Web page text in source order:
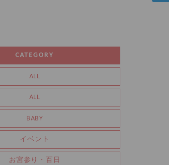
CATEGORY
ALL
ALL
BABY
イベント
お宮参り・百日